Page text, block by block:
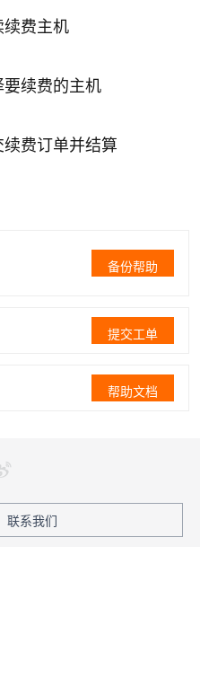
续费主机
要续费的主机
续费订单并结算
备份帮助
提交工单
帮助文档